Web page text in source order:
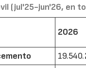
(jul'25-jun'26, en
2026